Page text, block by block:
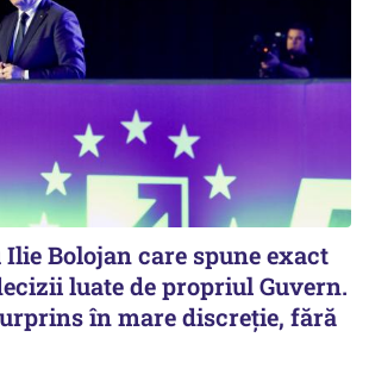
Bolojan care spune exact
luate de propriul Guvern.
în mare discreție, fără